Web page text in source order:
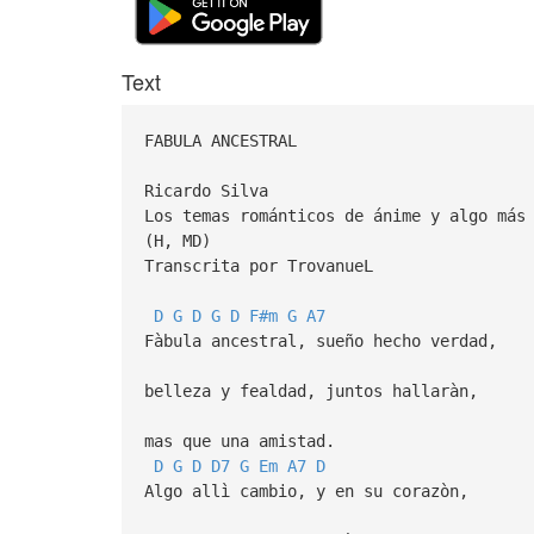
Text
FABULA ANCESTRAL
Ricardo Silva
Los temas románticos de ánime y algo más
(H, MD)
Transcrita por TrovanueL
D G D G D F#m G A7
Fàbula ancestral, sueño hecho verdad,
belleza y fealdad, juntos hallaràn,
mas que una amistad.
D G D D7 G Em A7 D
Algo allì cambio, y en su corazòn,